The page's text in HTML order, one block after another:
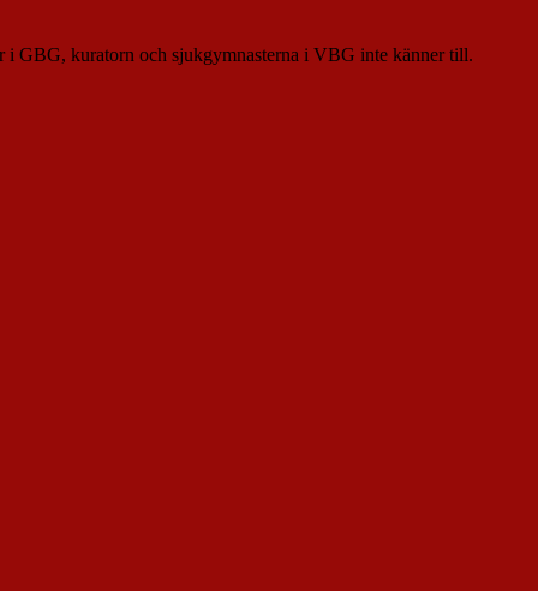
i GBG, kuratorn och sjukgymnasterna i VBG inte känner till.